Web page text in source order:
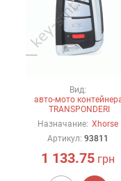
Вид:
авто-мото
TRANSPONDERI
Назначание: Xhorse
Артикул: 93811
1 133.75грн